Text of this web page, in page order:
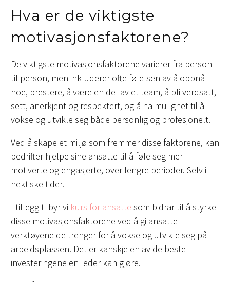
Hva er de viktigste
motivasjonsfaktorene?
De viktigste motivasjonsfaktorene varierer fra person
til person, men inkluderer ofte følelsen av å oppnå
noe, prestere, å være en del av et team, å bli verdsatt,
sett, anerkjent og respektert, og å ha mulighet til å
vokse og utvikle seg både personlig og profesjonelt.
Ved å skape et miljø som fremmer disse faktorene, kan
bedrifter hjelpe sine ansatte til å føle seg mer
motiverte og engasjerte, over lengre perioder. Selv i
hektiske tider.
I tillegg tilbyr vi kurs for ansatte som bidrar til å styrke
disse motivasjonsfaktorene ved å gi ansatte
verktøyene de trenger for å vokse og utvikle seg på
arbeidsplassen. Det er kanskje en av de beste
investeringene en leder kan gjøre.